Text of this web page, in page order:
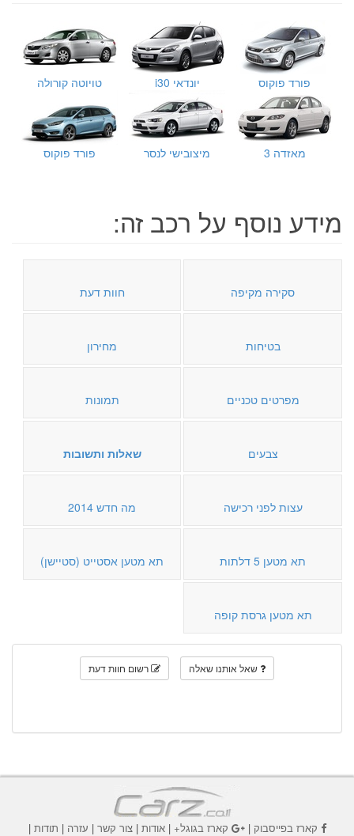
פורד פוקוס יונדאי i30 טויוטה קורולה
מאזדה 3 מיצובישי לנסר פורד פוקוס
מידע נוסף על רכב זה:
סקירה מקיפה חוות דעת
בטיחות מחירון
מפרטים טכניים תמונות
צבעים שאלות ותשובות
עצות לפני רכישה מה חדש 2014
תא מטען 5 דלתות תא מטען אסטייט (סטיישן)
תא מטען גרסת קופה
שאל אותנו שאלה רשום חוות דעת
קארז בפייסבוק| קארז בגוגל+|אודות |צור קשר | עזרה | תודות |